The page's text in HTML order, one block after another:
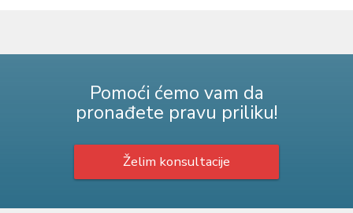
Pomoći ćemo vam da
pronađete pravu priliku!
Želim konsultacije